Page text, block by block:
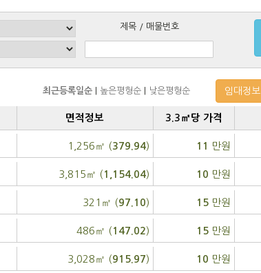
제목 / 매물번호
최근등록일순 |높은평형순 낮은평형순 임대정보
면적정보 3.3㎡당 가격
1,256㎡ (379.94) 11 만원
3,815㎡ ( 1,154.04) 10 만원
321㎡ (97.10) 15 만원
486㎡ ( 147.02) 15 만원
3,028㎡ (915.97) 10 만원